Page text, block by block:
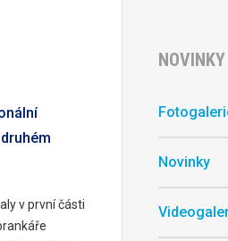
v první části
NOVINKY
Novinky